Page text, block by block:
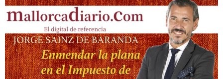
Blog und Nachrichten
Wie können wir Ihnen helfen?